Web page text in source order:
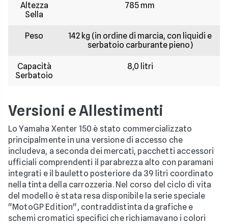
Altezza
Sella
785 mm
Peso
142 kg (in ordine di marcia, con liquidi e
serbatoio carburante pieno)
Capacità
Serbatoio
8,0 litri
Versioni e Allestimenti
Lo Yamaha Xenter 150 è stato commercializzato
principalmente in una versione di accesso che
includeva, a seconda dei mercati, pacchetti accessori
ufficiali comprendenti il parabrezza alto con paramani
integrati e il bauletto posteriore da 39 litri coordinato
nella tinta della carrozzeria. Nel corso del ciclo di vita
del modello è stata resa disponibile la serie speciale
"MotoGP Edition", contraddistinta da grafiche e
schemi cromatici specifici che richiamavano i colori